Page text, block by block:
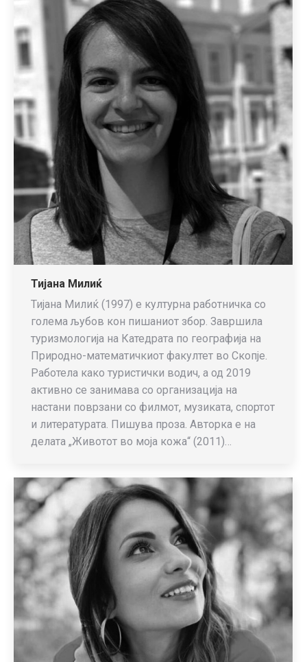
Тијана Милиќ
Тијана Милиќ (1997) е културна работничка со
голема љубов кон пишаниот збор. Завршила
туризмологија на Катедрата по географија на
Природно-математичкиот факултет во Скопје.
Работела како туристички водич, а од 2019
активно се занимава со организација на
настани поврзани со филмот, музиката, спортот
и литературата. Пишува проза. Авторка е на
делата „Животот во моја кожа“ (2011)…